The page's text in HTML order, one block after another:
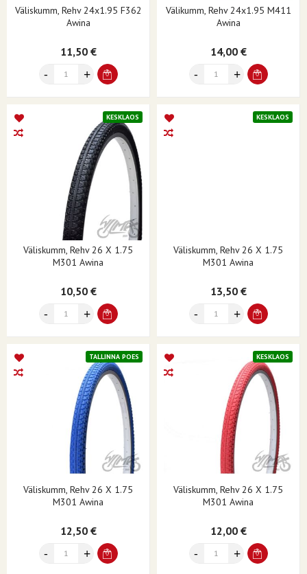
Väliskumm, Rehv 24x1.95 F362
Awina
11,50 €
Välikumm, Rehv 24x1.95 M411
Awina
14,00 €
KESKLAOS
Väliskumm, Rehv 26 X 1.75
M301 Awina
10,50 €
KESKLAOS
Väliskumm, Rehv 26 X 1.75
M301 Awina
13,50 €
TALLINNA POES
Väliskumm, Rehv 26 X 1.75
M301 Awina
12,50 €
KESKLAOS
Väliskumm, Rehv 26 X 1.75
M301 Awina
12,00 €